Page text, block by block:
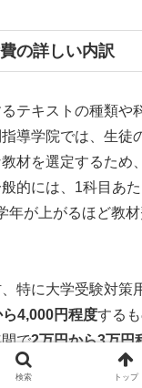
の詳しい内訳
テキストの種類や
導学院では、生徒
材を選定するため
的には、1科目あた
年が上がるほど教
特に大学受験対策
4,000円程度する
で2万円から3万円
教材は市販されて
検索 トップ